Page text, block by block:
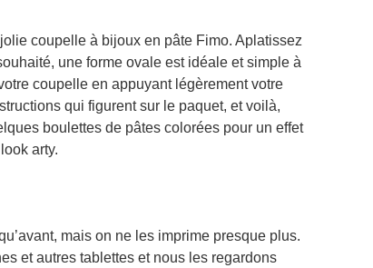
coupelle à bijoux en pâte Fimo. Aplatissez
une forme ovale est idéale et simple à
coupelle en appuyant légèrement votre
qui figurent sur le paquet, et voilà,
boulettes de pâtes colorées pour un effet
arty.
mais on ne les imprime presque plus.
et autres tablettes et nous les regardons